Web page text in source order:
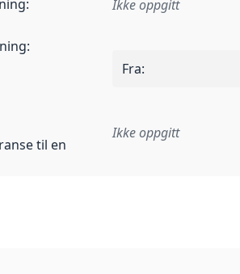
: Ikke oppgitt
:
Fra:
til en implementasjonsregel
Ikke oppgitt